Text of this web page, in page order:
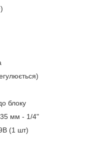
блоку
мм - 1/4"
(1 шт)